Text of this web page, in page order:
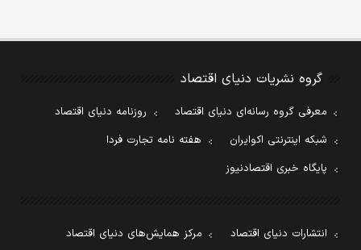
گروه نشریات دنیای اقتصاد
معرفی گروه رسانه‌ای دنیای اقتصاد
روزنامه دنیای اقتصاد
شبکه اینترنتی اکوایران
هفته نامه تجارت فردا
پایگاه خبری اقتصادنیوز
انتشارات دنیای اقتصاد
مرکز همایش‌های دنیای اقتصاد